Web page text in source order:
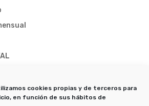
cookies propias y de terceros para
en función de sus hábitos de
2026